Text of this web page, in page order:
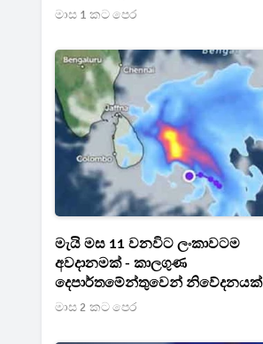
මාස 1 කට පෙර
මැයි මස 11 වනවිට ලංකාවටම
අවදානමක් - කාලගුණ
දෙපාර්තමේන්තුවෙන් නිවේදනයක්
මාස 2 කට පෙර